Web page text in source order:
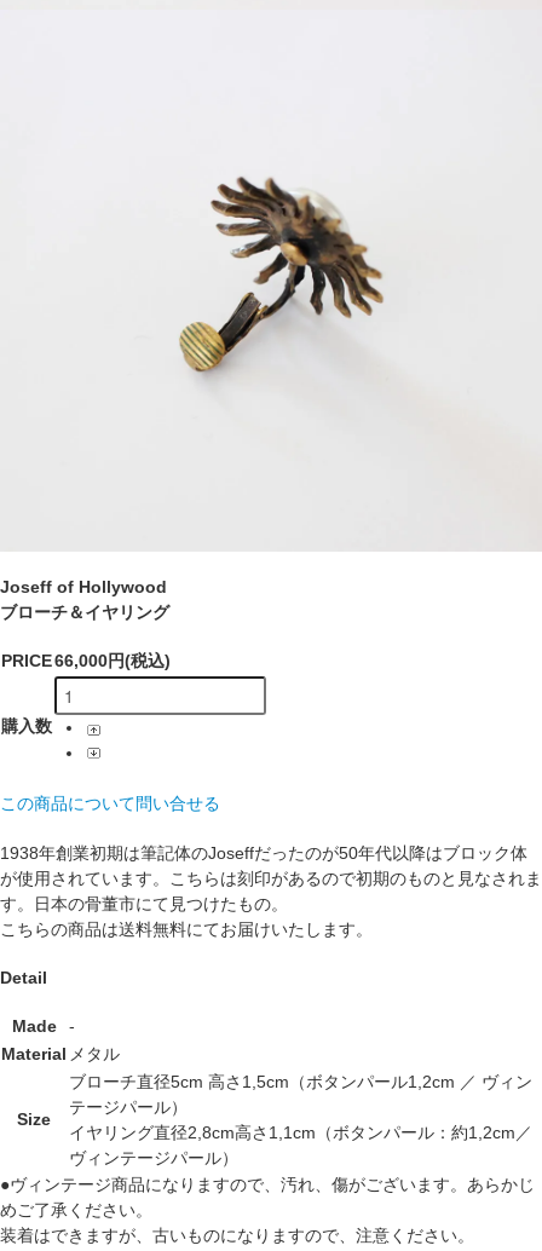
Joseff of Hollywood
ブローチ＆イヤリング
PRICE66,000円(税込)
購入数
この商品について問い合せる
1938年創業初期は筆記体のJoseffだったのが50年代以降はブロック体
が使用されています。こちらは刻印があるので初期のものと見なされま
す。日本の骨董市にて見つけたもの。
こちらの商品は送料無料にてお届けいたします。
Detail
Made
-
Material メタル
Size
ブローチ直径5cm 高さ1,5cm（ボタンパール1,2cm ／ ヴィン
テージパール）
イヤリング直径2,8cm高さ1,1cm（ボタンパール：約1,2cm／
ヴィンテージパール）
●ヴィンテージ商品になりますので、汚れ、傷がございます。あらかじ
めご了承ください。
装着はできますが、古いものになりますので、注意ください。